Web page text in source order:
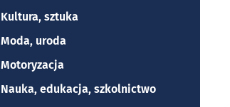
Kultura, sztuka
Moda, uroda
Motoryzacja
Nauka, edukacja, szkolnictwo